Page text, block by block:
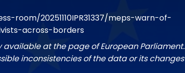
room/20251110IPR31337/meps-warn-of-
across-borders
at the page of European Parliament.
inconsistencies of the data or its changes